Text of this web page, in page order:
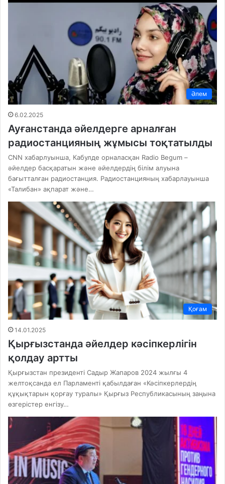
Әлем
6.02.2025
Ауғанстанда әйелдерге арналған
радиостанцияның жұмысы тоқтатылды
CNN хабарлуынша, Кабулде орналасқан Radio Begum –
әйелдер басқаратын және әйелдердің білім алуына
бағытталған радиостанция. Радиостанцияның хабарлауынша
«Талибан» ақпарат және…
Қоғам
14.01.2025
Қырғызстанда әйелдер кәсіпкерлігін
қолдау артты
Қырғызстан президенті Садыр Жапаров 2024 жылғы 4
желтоқсанда ел Парламенті қабылдаған «Кәсіпкерлердің
құқықтарын қорғау туралы» Қырғыз Республикасының заңына
өзгерістер енгізу…